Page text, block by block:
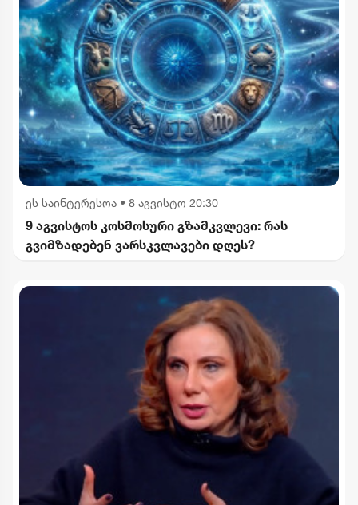
ეს საინტერესოა • 8 აგვისტო 20:30
9 აგვისტოს კოსმოსური გზამკვლევი: რას
გვიმზადებენ ვარსკვლავები დღეს?